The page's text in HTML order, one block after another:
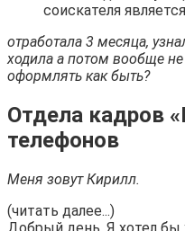
соискателя
отработала 3 месяца,
ходила а потом вообще
оформлять как быть?
Отдела кадров
телефонов
Меня зовут Кирилл.
(читать далее...)
Добрый день. Я хотел бы